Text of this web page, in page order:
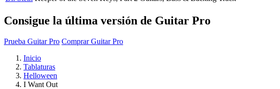
Consigue la última versión de Guitar Pro
Prueba Guitar Pro Comprar Guitar Pro
Inicio
Tablaturas
Helloween
I Want Out